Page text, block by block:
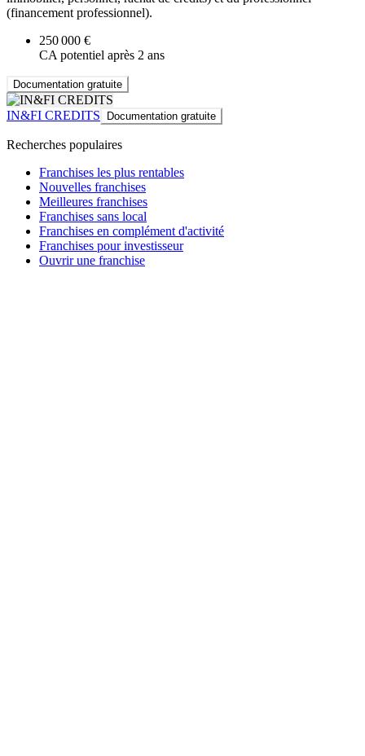
(financement professionnel).
250 000 €
CA potentiel après 2 ans
Documentation gratuite
IN&FI CREDITS Documentation gratuite
Recherches populaires
Franchises les plus rentables
Nouvelles franchises
Meilleures franchises
Franchises sans local
Franchises en complément d'activité
Franchises pour investisseur
Ouvrir une franchise